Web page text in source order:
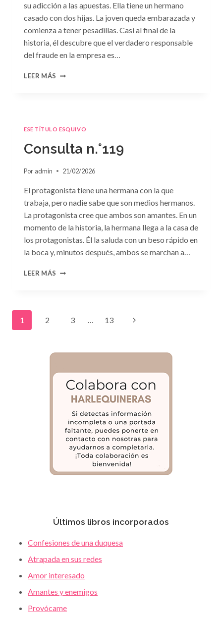
su adicción a las apuestas. Ella tiene un hermano
casado con dos hijas. La joven queda embarazada y
comienza a tener pesadillas. Casi al final de la
historia, él descubre que el verdadero responsable
del fraude en la empresa es…
LEER MÁS CONSULTA
ESE TÍTULO ESQUIVO
Consulta n.°119
Por admin 21/02/2026
El protagonista tiene una hermana con la que
trabaja, pero nadie sabe que son medios hermanos.
La protagonista cree que ambos son amantes. En un
momento de la historia, la hermana llega a la casa de
los protagonistas. Él la saluda con un beso rápido en
la boca y, minutos después, ambos se marchan a…
LEER MÁS CONSULTA
Navegación
página
1 2 3 … 13
Siguiente
Últimos libros incorporados
Confesiones de una duquesa
Atrapada en sus redes
Amor interesado
Amantes y enemigos
Provócame